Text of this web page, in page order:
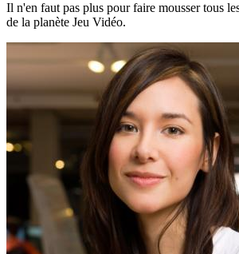
Il n'en faut pas plus pour faire mousser tous
de la planète Jeu Vidéo.